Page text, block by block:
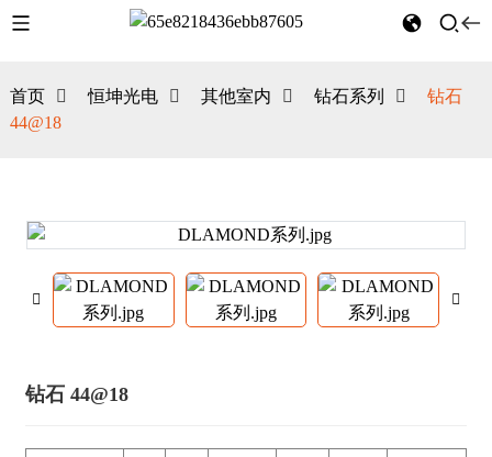
首页 恒坤光电 其他室内 钻石系列
钻石
44@18
钻石 44@18